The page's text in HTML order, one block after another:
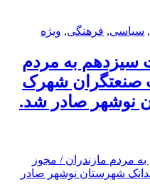
, سیاسی, فرهنگی, ویژه
سیزدهم به مردم
صنعتگران شهرک
نوشهر صادر شد.